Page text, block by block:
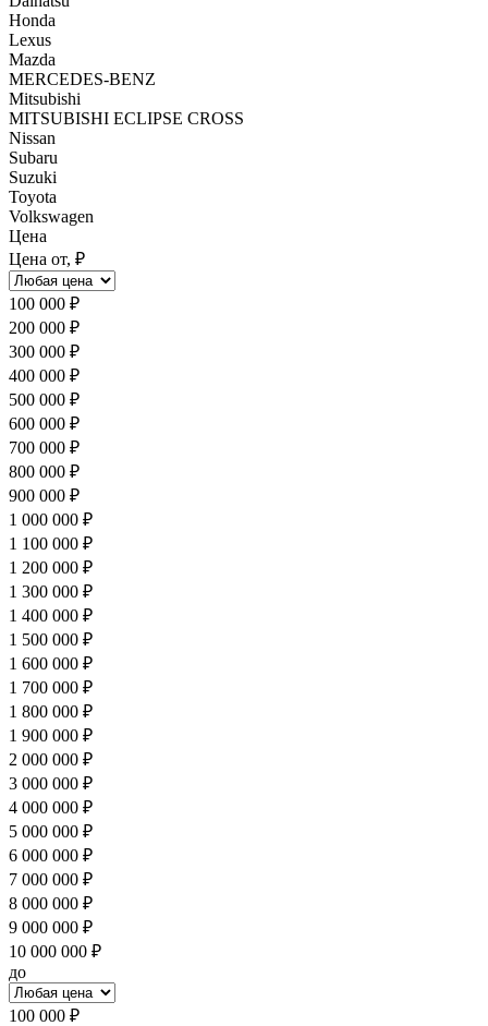
Honda
Lexus
Mazda
MERCEDES-BENZ
Mitsubishi
MITSUBISHI ECLIPSE CROSS
Nissan
Subaru
Suzuki
Toyota
Volkswagen
Цена
Цена от, ₽
100 000 ₽
200 000 ₽
300 000 ₽
400 000 ₽
500 000 ₽
600 000 ₽
700 000 ₽
800 000 ₽
900 000 ₽
1 000 000 ₽
1 100 000 ₽
1 200 000 ₽
1 300 000 ₽
1 400 000 ₽
1 500 000 ₽
1 600 000 ₽
1 700 000 ₽
1 800 000 ₽
1 900 000 ₽
2 000 000 ₽
3 000 000 ₽
4 000 000 ₽
5 000 000 ₽
6 000 000 ₽
7 000 000 ₽
8 000 000 ₽
9 000 000 ₽
10 000 000 ₽
до
100 000 ₽